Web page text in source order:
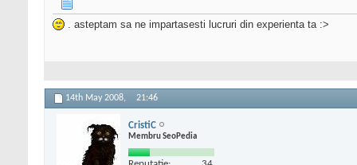
. asteptam sa ne impartasesti lucruri din experienta ta :>
14th May 2008, 21:46
CristiC
Membru SeoPedia